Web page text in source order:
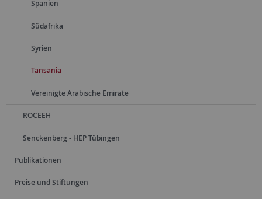
Spanien
Südafrika
Syrien
Tansania
Vereinigte Arabische Emirate
ROCEEH
Senckenberg - HEP Tübingen
Publikationen
Preise und Stiftungen